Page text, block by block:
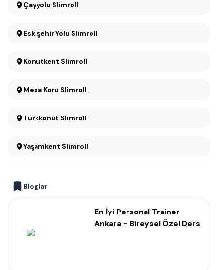
Çayyolu Slimroll
Eskişehir Yolu Slimroll
Konutkent Slimroll
Mesa Koru Slimroll
Türkkonut Slimroll
Yaşamkent Slimroll
Bloglar
En İyi Personal Trainer
Ankara - Bireysel Özel Ders